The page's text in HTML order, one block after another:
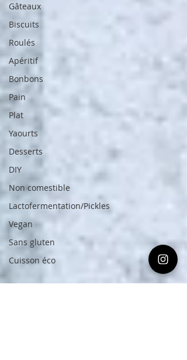
Gâteaux
Biscuits
Roulés
Apéritif
Bonbons
Pain
Plat
Yaourts
Desserts
DIY
Non comestible
Lactofermentation/Pickles
Vegan
Sans gluten
Cuisson éco